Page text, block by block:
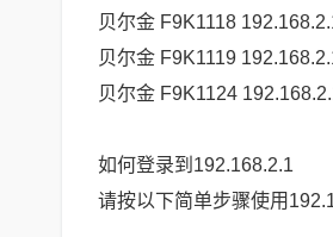
贝尔金 F9K1118
贝尔金 F9K1119
贝尔金 F9K1124
如何登录到192.168.2.1
请按以下简单步骤使用